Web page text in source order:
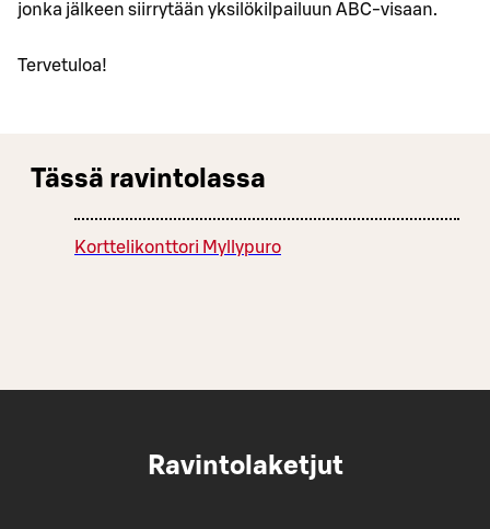
jonka jälkeen siirrytään yksilökilpailuun ABC-visaan.
Tervetuloa!
Tässä ravintolassa
Korttelikonttori Myllypuro
Ravintolaketjut